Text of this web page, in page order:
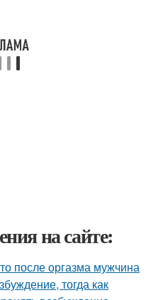
на сайте:
после оргазма мужчина
тогда как